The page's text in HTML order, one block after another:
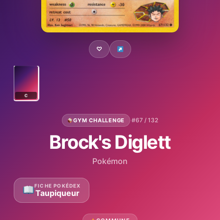
♡
C
GYM CHALLENGE ·#67 / 132
Brock's Diglett
Pokémon
FICHE POKÉDEX
Taupiqueur